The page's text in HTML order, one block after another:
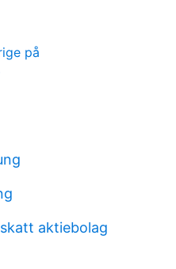
på
aktiebolag